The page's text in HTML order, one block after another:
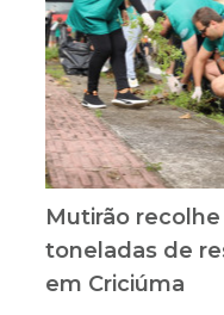
Mutirão
toneladas de
em Criciúma